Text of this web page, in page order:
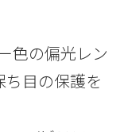
色の偏光レン
ち目の保護を